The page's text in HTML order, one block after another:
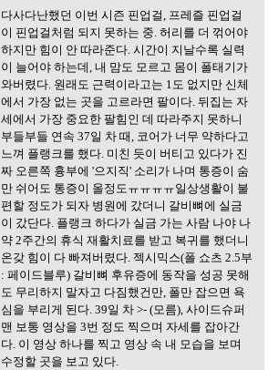
다사다난했던 이번 시즌 핀업걸, 프레즐 핀업걸
이 핀업걸처럼 되지 못하는 중. 허리를 더 꺾어야
하지만 힘이 안 따라준다. 시간이 지날수록 실력
이 늘어야 하는데, 내 맘도 모르고 몸이 폴태기가
와버렸다. 원래도 근력이라고는 1도 없지만 신체
에서 가장 없는 곳을 고르라면 팔이다. 뒤집는 자
세에서 가장 중요한 팔힘인 데 따라주지 못하니
부들부들 연속 37일 차 때, 코어가 너무 약하다고
느껴 플랭크를 했다. 미친 듯이 버티고 있다가 진
짜 오른쪽 흉부에 '으지직' 소리가 나며 통증이 숨
만 쉬어도 통증이 올정도ㅠㅠㅠㅠ일상생활이 불
편할 정도가 되자 병원에 갔더니 갈비뼈에 실금
이 갔단다. 플랭크 하다가 실금 가는 사람 나야 나
약 2주간의 휴식 재활치료를 받고 복귀를 했더니
온갖 힘이 다 빠져버렸다. 젝시믹스(폴 쇼츠 2.5부
: 페이드블루) 갈비뼈 후유증에 동작을 성공 못해
도 무리하지 말자고 다짐했건만, 폴만 잡으면 욕
심을 부리게 된다. 39일 차 >- (모름), 사이드슈퍼
맨 보통 영상을 3번 정도 찍으며 자세를 잡아간
다. 이 영상 하나를 찍고 영상 속 내 모습을 보며
수정할 곳을 보고 있다.